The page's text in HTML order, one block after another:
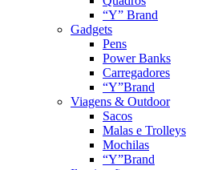
“Y” Brand
Gadgets
Pens
Power Banks
Carregadores
“Y”Brand
Viagens & Outdoor
Sacos
Malas e Trolleys
Mochilas
“Y”Brand